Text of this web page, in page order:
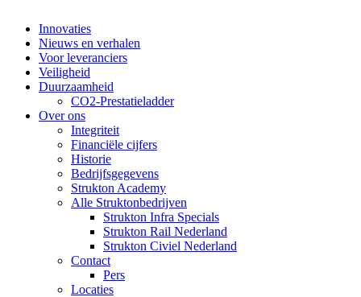
Innovaties
Nieuws en verhalen
Voor leveranciers
Veiligheid
Duurzaamheid
CO2-Prestatieladder
Over ons
Integriteit
Financiële cijfers
Historie
Bedrijfsgegevens
Strukton Academy
Alle Struktonbedrijven
Strukton Infra Specials
Strukton Rail Nederland
Strukton Civiel Nederland
Contact
Pers
Locaties